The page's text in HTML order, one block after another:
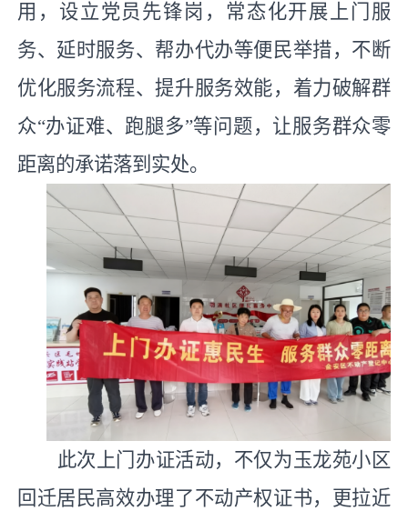
用，设立党员先锋岗，常态化开展上门服
务、延时服务、帮办代办等便民举措，不断
优化服务流程、提升服务效能，着力破解群
众“办证难、跑腿多”等问题，让服务群众零
距离的承诺落到实处。
此次上门办证活动，不仅为玉龙苑小区
回迁居民高效办理了不动产权证书，更拉近